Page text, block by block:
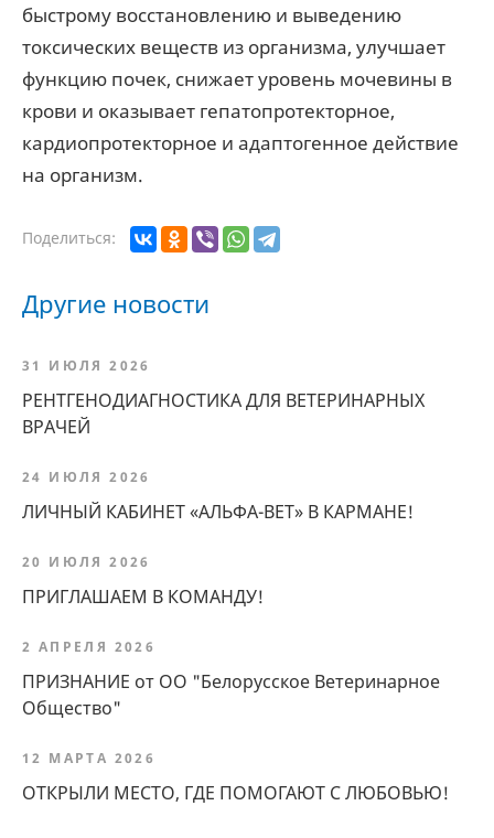
быстрому восстановлению и выведению
токсических веществ из организма, улучшает
функцию почек, снижает уровень мочевины в
крови и оказывает гепатопротекторное,
кардиопротекторное и адаптогенное действие
на организм.
Поделиться:
Другие новости
31 ИЮЛЯ 2026
РЕНТГЕНОДИАГНОСТИКА ДЛЯ ВЕТЕРИНАРНЫХ
ВРАЧЕЙ
24 ИЮЛЯ 2026
ЛИЧНЫЙ КАБИНЕТ «АЛЬФА-ВЕТ» В КАРМАНЕ!
20 ИЮЛЯ 2026
ПРИГЛАШАЕМ В КОМАНДУ!
2 АПРЕЛЯ 2026
ПРИЗНАНИЕ от ОО "Белорусское Ветеринарное
Общество"
12 МАРТА 2026
ОТКРЫЛИ МЕСТО, ГДЕ ПОМОГАЮТ С ЛЮБОВЬЮ!